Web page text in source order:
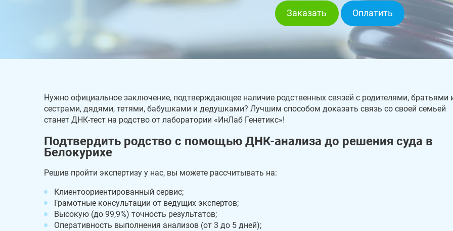
Заказать Оплатить
Нужно официальное заключение, подтверждающее наличие родственных связей с родителями, братьями
сестрами, дядями, тетями, бабушками и дедушками? Лучшим способом доказать связь со своей семьей
станет ДНК-тест на родство от лаборатории «ИнЛаб Генетикс»!
Подтвердить родство с помощью ДНК-анализа до решения суда в
Белокурихе
Решив пройти экспертизу у нас, вы можете рассчитывать на:
Клиентоориентированный сервис;
Грамотные консультации от ведущих экспертов;
Высокую (до 99,9%) точность результатов;
Оперативность выполнения анализов (от 3 до 5 дней);